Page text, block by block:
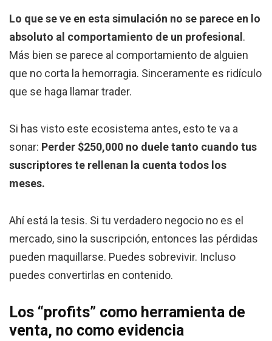
Lo que se ve en esta simulación no se parece en lo
absoluto al comportamiento de un profesional .
Más bien se parece al comportamiento de alguien
que no corta la hemorragia. Sinceramente es ridículo
que se haga llamar trader.
Si has visto este ecosistema antes, esto te va a
sonar: Perder $250,000 no duele tanto cuando tus
suscriptores te rellenan la cuenta todos los
meses.
Ahí está la tesis. Si tu verdadero negocio no es el
mercado, sino la suscripción, entonces las pérdidas
pueden maquillarse. Puedes sobrevivir. Incluso
puedes convertirlas en contenido.
Los “profits” como herramienta de
venta, no como evidencia